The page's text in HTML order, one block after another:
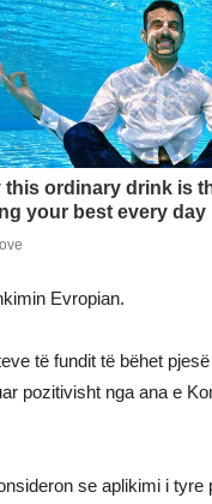
Evropian.
të fundit të bëhet
pozitivisht nga ana e
se aplikimi i tyre